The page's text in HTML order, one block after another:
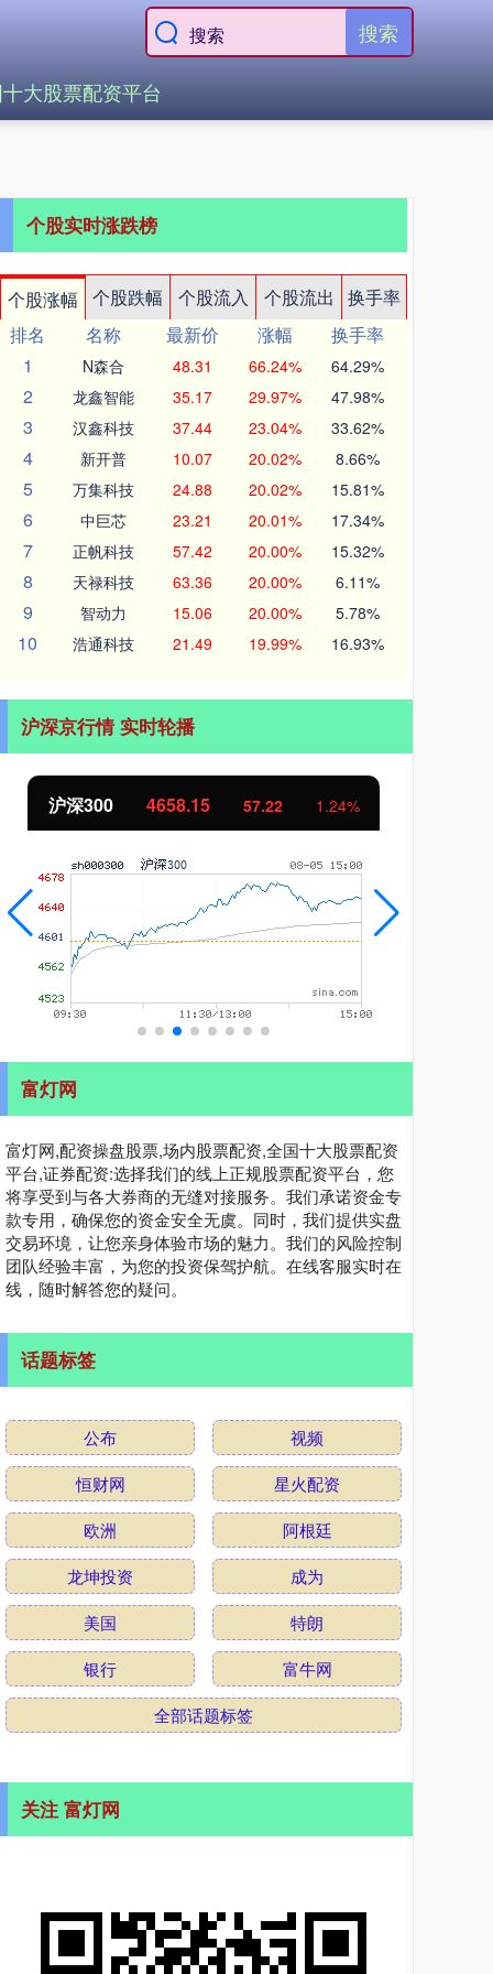
搜索
大股票配资平台
个股实时涨跌榜
个股涨幅 个股跌幅 个股流入 个股流出
换手率
排名
名称 最新价 涨幅
换手率
1
N森合 48.31 66.24% 64.29%
2 龙鑫智能 35.17 29.97% 47.98%
3 汉鑫科技 37.44 23.04% 33.62%
4 新开普 10.07 20.02% 8.66%
5 万集科技 24.88 20.02% 15.81%
6 中巨芯 23.21 20.01% 17.34%
7 正帆科技 57.42 20.00% 15.32%
8 天禄科技 63.36 20.00% 6.11%
9 智动力 15.06 20.00% 5.78%
10 浩通科技 21.49 19.99% 16.93%
沪深京行情 实时轮播
沪深300 4658.15 57.22 1.24%
富灯网
富灯网,配资操盘股票,场内股票配资,全国十大股票配资
平台,证券配资:选择我们的线上正规股票配资平台，您
将享受到与各大券商的无缝对接服务。我们承诺资金专
款专用，确保您的资金安全无虞。同时，我们提供实盘
交易环境，让您亲身体验市场的魅力。我们的风险控制
团队经验丰富，为您的投资保驾护航。在线客服实时在
线，随时解答您的疑问。
话题标签
公布
视频
恒财网
星火配资
欧洲
阿根廷
龙坤投资
成为
美国
特朗
银行
富牛网
全部话题标签
关注 富灯网